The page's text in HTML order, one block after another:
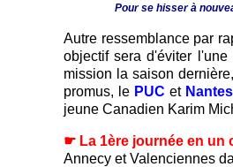
Pour se hisser à
Autre ressemblance par
objectif sera d'éviter
mission la saison
promus, lePUC et
jeune Canadien Karim
☛ La 1ère journée en un
Annecy et Valenciennes